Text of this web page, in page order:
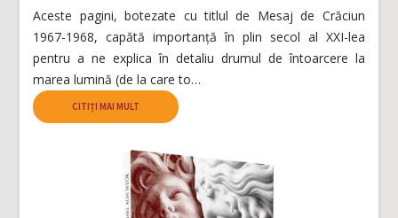
Aceste pagini, botezate cu titlul de Mesaj de Crăciun
1967-1968, capătă importanță în plin secol al XXI-lea
pentru a ne explica în detaliu drumul de întoarcere la
marea lumină (de la care to…
CITIȚI MAI MULT